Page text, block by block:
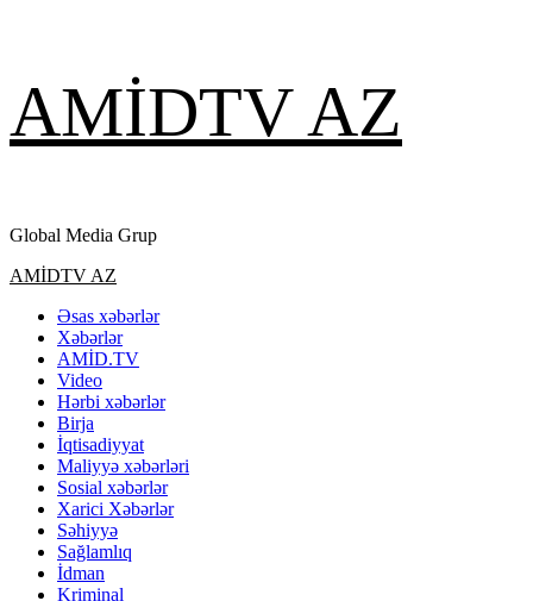
content
AMİDTV AZ
Global Media Grup
Primary
AMİDTV AZ
Əsas xəbərlər
Xəbərlər
AMİD.TV
Video
Hərbi xəbərlər
Birja
İqtisadiyyat
Maliyyə xəbərləri
Sosial xəbərlər
Xarici Xəbərlər
Səhiyyə
Sağlamlıq
İdman
Kriminal